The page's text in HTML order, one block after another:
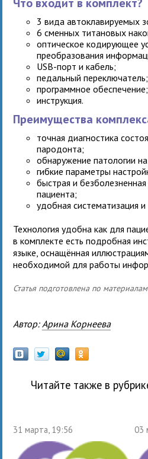
3 вида автоклавируемых
6 сменных титановых
оптическое кодирующее
преобразования
USB-порт и кабель;
педальный переключатель;
программное обеспечение;
инструкция.
Преимущества
точная диагностика
пародонта;
обнаружение патологии
гибкие параметры
быстрая и
пациента;
удобная систематизация
Технология удобна как для
в комплекте есть подробная
языке, оснащённая
необходимой для работы
Статья подготовлена по материалам
Автор: Арина Корнеева
Читайте также в
31 марта, 19:56 03